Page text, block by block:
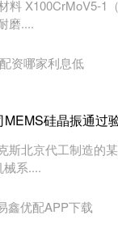
料 X100CrMoV5-1
磨....
资哪家利息低
硅晶振通过
斯北京代工制造的
系....
鑫优配APP下载